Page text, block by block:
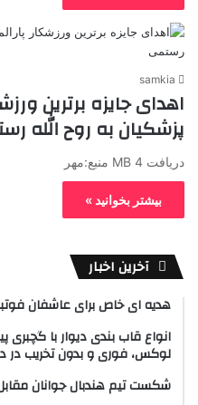
samkia
اهدای جایزه برترین
پزشکیان به روح الله
دریافت 4 MB منبع:مهر
بیشتر بخوانید »
آخرین اخبار
هدیه ای خاص برای عاشفان
انواع قاب بندی دیوار با
لوکس، فوری و بدون تخریب در
شکست تیم هندبال جوانان